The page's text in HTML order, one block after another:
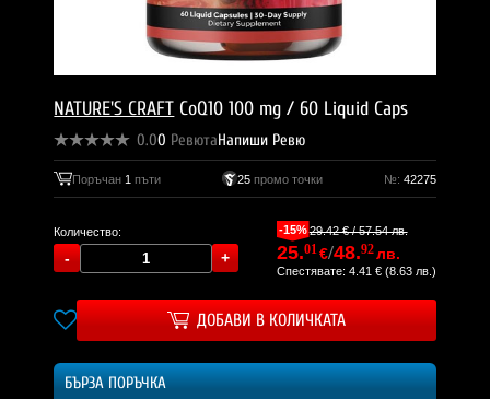
NATURE'S CRAFT CoQ10 100 mg / 60 Liquid Caps
0.00 РевютаНапиши Ревю
Поръчан 1 пъти 25промо точки №: 42275
Количество: -15%29.42 € / 57.54 лв.
25.01 €/48.92лв.
Спестявате: 4.41 € (8.63 лв.)
ДОБАВИ В КОЛИЧКАТА
БЪРЗА ПОРЪЧКА